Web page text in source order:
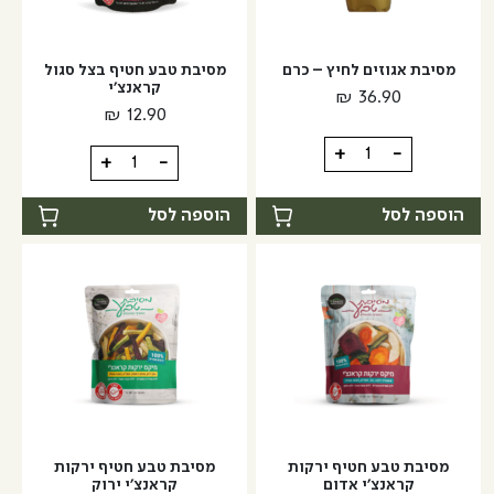
מסיבת אגוזים לחיץ – כרם
₪ 36.90
-
כמות
של
מסיבת
כרם
+
הוספה לסל
מסיבת טבע חטיף בצל סגול
קראנצ'י
₪ 12.90
-
כמות
של
מסיבת
טבע
סגול
קראנצ'י
+
הוספה לסל
מסיבת טבע חטיף ירקות
קראנצ'י אדום
מסיבת טבע חטיף ירקות
קראנצ'י ירוק